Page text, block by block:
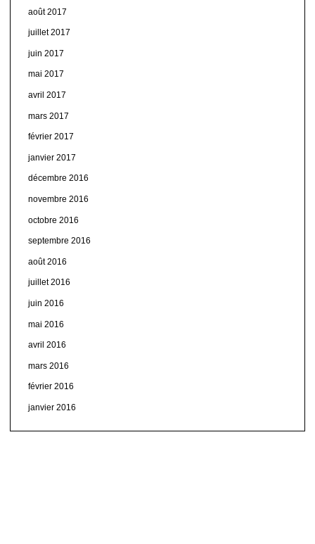
août 2017
juillet 2017
juin 2017
mai 2017
avril 2017
mars 2017
février 2017
janvier 2017
décembre 2016
novembre 2016
octobre 2016
septembre 2016
août 2016
juillet 2016
juin 2016
mai 2016
avril 2016
mars 2016
février 2016
janvier 2016